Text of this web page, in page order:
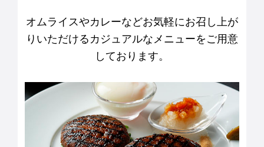
オムライスやカレーなどお気軽にお召し上が
りいただけるカジュアルなメニューをご用意
しております。